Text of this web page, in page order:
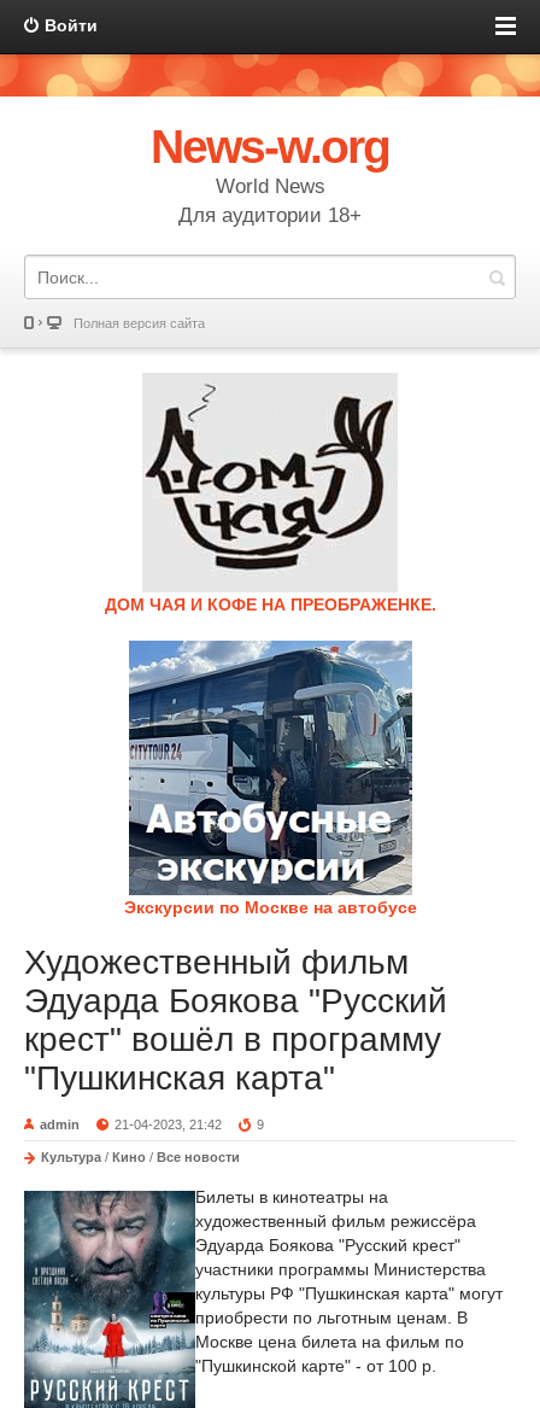
Войти
News-w.org
World News
Для аудитории 18+
Полная версия сайта
ДОМ ЧАЯ И КОФЕ НА ПРЕОБРАЖЕНКЕ.
Экскурсии по Москве на автобусе
Художественный фильм
Эдуарда Боякова "Русский
крест" вошёл в программу
"Пушкинская карта"
admin 21-04-2023, 21:42 9
Культура / Кино / Все новости
Билеты в кинотеатры на
художественный фильм режиссёра
Эдуарда Боякова "Русский крест"
участники программы Министерства
культуры РФ "Пушкинская карта" могут
приобрести по льготным ценам. В
Москве цена билета на фильм по
"Пушкинской карте" - от 100 р.